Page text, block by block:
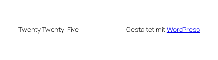
Twenty Twenty-Five Gestaltet mitWordPress